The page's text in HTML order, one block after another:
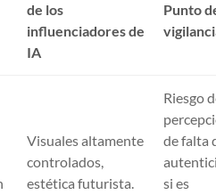
de los
influenciadores de
IA
Punto
Visuales altamente
controlados,
estética futurista.
Riesgo
de falta
si es